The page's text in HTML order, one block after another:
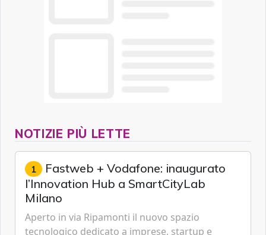
NOTIZIE PIÙ LETTE
1 Fastweb + Vodafone: inaugurato
l’Innovation Hub a SmartCityLab
Milano
Aperto in via Ripamonti il nuovo spazio
tecnologico dedicato a imprese, startup e